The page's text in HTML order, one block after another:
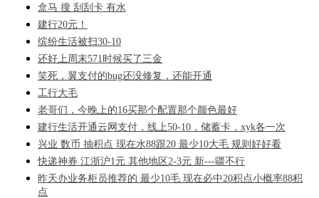
盒马 搜 刮刮卡 有水
建行20元！
缤纷生活被扫30-10
还好上周末571时候买了三金
笑死，翼支付的bug还没修复，还能开通
工行大毛
老哥们，今晚上的16买那个配置那个颜色最好
建行生活开通云网支付，线上50-10，储蓄卡，xyk各一次
兴业 数币 抽积点 现在水88跟20 最少10大毛 规则好好看
快递神券 江浙沪1元 其他地区2-3元 新---疆不行
昨天办业务柜员推荐的 最少10毛 现在必中20积点小概率88积
点